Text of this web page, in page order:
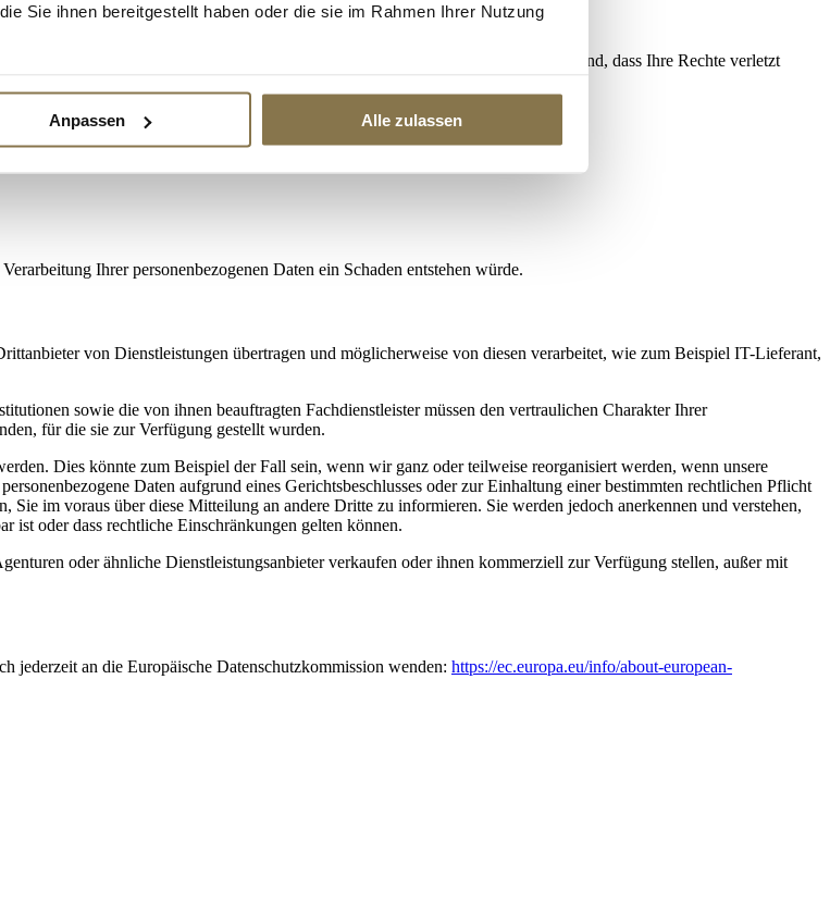
Sie ihnen bereitgestellt haben oder die sie im Rahmen Ihrer Nutzung
Anpassen Alle zulassen
wenden. Die Kontaktperson hierfür ist: Eline De Laere
mit den geltenden Vorschriften zu behandeln. Wenn Sie jedoch der Meinung sind, dass Ihre Rechte verletzt
frei, bei uns eine Beschwerde einzureichen:
Ihrer personenbezogenen Daten ein Schaden entstehen würde.
von Dienstleistungen übertragen und möglicherweise von diesen verarbeitet, wie zum Beispiel IT-Lieferant,
sowie die von ihnen beauftragten Fachdienstleister müssen den vertraulichen Charakter Ihrer
für die sie zur Verfügung gestellt wurden.
Dies könnte zum Beispiel der Fall sein, wenn wir ganz oder teilweise reorganisiert werden, wenn unsere
Daten aufgrund eines Gerichtsbeschlusses oder zur Einhaltung einer bestimmten rechtlichen Pflicht
Sie im voraus über diese Mitteilung an andere Dritte zu informieren. Sie werden jedoch anerkennen und verstehen,
ist oder dass rechtliche Einschränkungen gelten können.
oder ähnliche Dienstleistungsanbieter verkaufen oder ihnen kommerziell zur Verfügung stellen, außer mit
jederzeit an die Europäische Datenschutzkommission wenden: https://ec.europa.eu/info/about-european-